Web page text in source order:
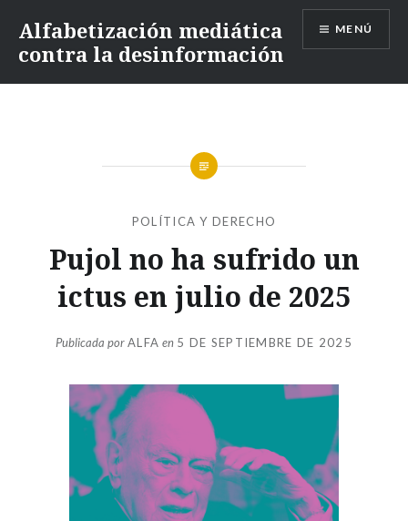
Alfabetización mediática
contra la desinformación
MENÚ
POLÍTICA Y DERECHO
Pujol no ha sufrido un
ictus en julio de 2025
Publicada porALFA en 5 DE SEPTIEMBRE DE 2025